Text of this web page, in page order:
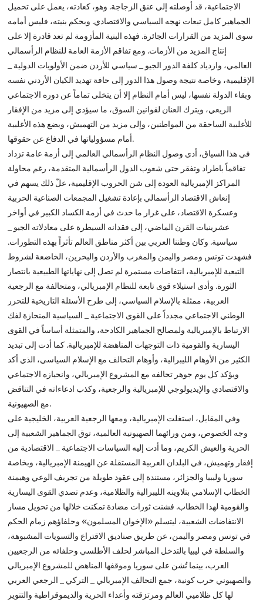
الاجتماعية، قد أوصلته إلى عنق الزجاجة. وهو، كعادته، يعمل على تحميل
الجماهير كامل تبعات نهجه السياسي والاقتصادي. وبحكم بنيته، فليس أمامه
سوى المزيد من القرارات الجائرة. فهذه البنية المأزومة لم تعد قادرة إلا على
إنتاج المزيد من الأزمات. ومع تفاقم الأزمة العامة للنظام الرأسمالي
العالمي، وازدياد كلفة الدور الجيو _ سياسي للأردن ضمن الأولويات الدولية _
الإقليمية، وخاصة نتيجة وصول هذا الدور إلى حافة تهديد الكيان الأردني نفسه
وبقاء الدولة نفسها، ليس أمام النظام إلا أن يتخلى تماماً عن دوره الاجتماعي
الريعي، ويترك العنان لقوانين السوق، ما سيؤدي إلى مزيد من الإفقار
للأغلبية الساحقة من المواطنين، وإلى مزيد من التهميش، ويضع هذه الأغلبية
أمام مسؤولياتها في الدفاع عن حقوقها.
في هذا السياق، أدى وصول النظام الرأسمالي العالمي إلى أزمة عامة تزداد
تفاقماً باطراد وتفقر حتى شعوب الدول الرأسمالية المتقدمة، رغم محاولة
المراكز الإمبريالية العودة إلى شن الحروب الإقليمية، علّ ذلك يسهم في
إنعاش الاقتصاد الرأسمالي بإعادة تشغيل المجمعات الصناعية الحربية
وعسكرة الاقتصاد، على غرار ما حدث في أزمة الكساد الكبير في أواخر
عشرينيات القرن الماضي، إلى فقدانه السيطرة على معادلاته الجيو _
سياسية. وكان وطننا العربي بين أكثر مناطق العالم تأثراً بهذه التطورات.
فشهدت تونس ومصر واليمن والمغرب والأردن والبحرين، الخاضعة لشروط
التبعية للإمبريالية، انتفاضات مستمرة لم تصل إلى نهاياتها الطبيعية بانتصار
الثورة. وأدى استيلاء قوى تابعة للنظام الإمبريالي، ومتحالفة مع الرجعية
العربية، ممثلة بالإسلام السياسي، إلى طرح الأسئلة التاريخية للتحرر
الوطني الاجتماعي مجدداً على القوى الاجتماعية _ السياسية المنحازة لفك
الارتباط بالإمبريالية ولمصالح الجماهير الكادحة، والمتمثلة أساساً في القوى
اليسارية والقومية ذات التوجهات المناهضة للإمبريالية. كما أدت إلى تبديد
الكثير من الأوهام الليبرالية، وأوهام التحالف مع الإسلام السياسي، الذي أكد
ويؤكد كل يوم جوهر تحالفه مع المشروع الإمبريالي، وانحيازه الاجتماعي
والاقتصادي والإيديولوجي للإمبريالية والرجعية، وكذب ادعاءاته في التناقض
مع الصهيونية.
وفي المقابل، استغلت الإمبريالية، ومعها الرجعية العربية، الخليجية على
وجه الخصوص، ومن ورائهما الصهيونية العالمية، توق الجماهير الشعبية إلى
الحرية والعيش الكريم، وما أدت إليه السياسات الاجتماعية _ الاقتصادية من
إفقار وتهميش، في البلدان العربية المستقلة عن الهيمنة الإمبريالية، وبخاصة
سوريا وليبيا والجزائر، مستندة إلى عقود طويلة من تجريف الوعي وهيمنة
الخطاب الإسلامي بتلاوينه الليبرالية والظلامية، وعدم تصدي القوى اليسارية
والقومية لهذا الخطاب. فشنت ثورات مضادة تمكنت خلالها من تحويل مسار
الانتفاضات الشعبية، ليتسلم «الإخوان المسلمون» وحلفاؤهم زمام الحكم
في تونس ومصر واليمن، عن طريق صناديق الاقتراع والتسويات المشبوهة،
والسلطة في ليبيا بالتدخل المباشر لحلف الأطلسي وحلفائه من الرجعيين
العرب، بينما تُشن على سوريا وموقفها المناهض للمشروع الإمبريالي
والصهيوني حرب كونية، جمع التحالف الإمبريالي _ التركي _ الرجعي العربي
لها كل ظلاميي العالم ومرتزقته وأعداء الحرية والديموقراطية والتنوير